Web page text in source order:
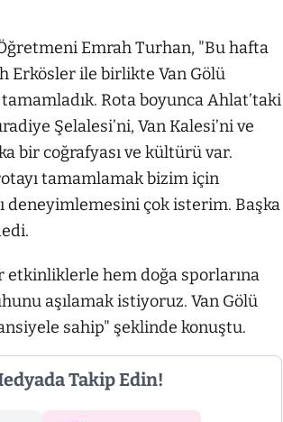
Emrah Turhan, "Bu hafta
Erkösler ile birlikte Van Gölü
Rota boyunca Ahlat’taki
Şelalesi’ni, Van Kalesi’ni ve
bir coğrafyası ve kültürü var.
tamamlamak bizim için
deneyimlemesini çok isterim. Başka
hem doğa sporlarına
aşılamak istiyoruz. Van Gölü
sahip" şeklinde konuştu.
Takip Edin!